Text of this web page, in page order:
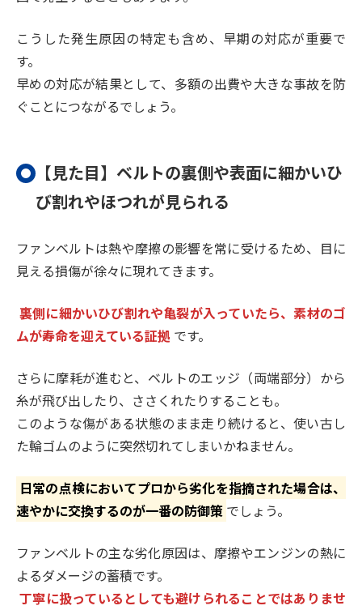
こうした発生原因の特定も含め、早期の対応が重要で
す。
早めの対応が結果として、多額の出費や大きな事故を防
ぐことにつながるでしょう。
【見た目】ベルトの裏側や表面に細かいひ
び割れやほつれが見られる
ファンベルトは熱や摩擦の影響を常に受けるため、目に
見える損傷が徐々に現れてきます。
裏側に細かいひび割れや亀裂が入っていたら、素材のゴ
ムが寿命を迎えている証拠 です。
さらに摩耗が進むと、ベルトのエッジ（両端部分）から
糸が飛び出したり、ささくれたりすることも。
このような傷がある状態のまま走り続けると、使い古し
た輪ゴムのように突然切れてしまいかねません。
日常の点検においてプロから劣化を指摘された場合は、
速やかに交換するのが一番の防御策 でしょう。
ファンベルトの主な劣化原因は、摩擦やエンジンの熱に
よるダメージの蓄積です。
丁寧に扱っているとしても避けられることではありませ